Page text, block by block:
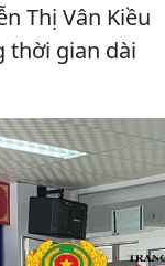
Thị Vân Kiều
thời gian dài